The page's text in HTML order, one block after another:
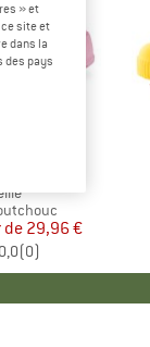
réduit
de 29,96 €
0,0(0)
» et
site et
dans la
des pays